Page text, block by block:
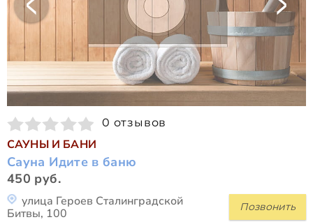
0 отзывов
САУНЫ И БАНИ
Сауна Идите в баню
450 руб.
Позвонить
улица Героев Сталинградской
Битвы, 100